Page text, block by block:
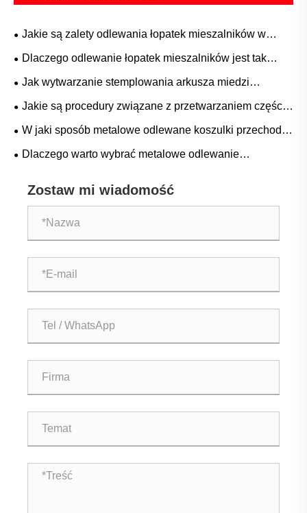
Jakie są zalety odlewania łopatek mieszalników w
zastosowaniach przemysłowych
Dlaczego odlewanie łopatek mieszalników jest tak
ważne dla wydajności przemysłowej?
Jak wytwarzanie stemplowania arkusza miedzi
precyzyjne?
Jakie są procedury związane z przetwarzaniem części
mechanicznych?
W jaki sposób metalowe odlewane koszulki przechodzą
ograniczenia tradycyjnych złączek do rur?
Dlaczego warto wybrać metalowe odlewanie
rurociągowych
Zostaw mi wiadomość